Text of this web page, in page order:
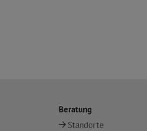
Beratung
Standorte